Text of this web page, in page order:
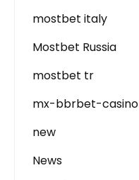
mostbet italy
Mostbet Russia
mostbet tr
mx-bbrbet-casino
new
News